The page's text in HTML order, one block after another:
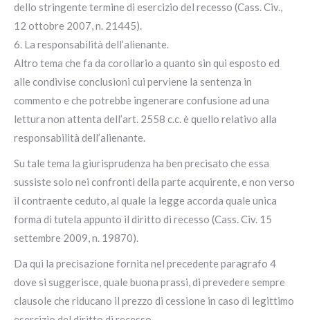
dello stringente termine di esercizio del recesso (Cass. Civ.,
12 ottobre 2007, n. 21445).
6. La responsabilità dell’alienante.
Altro tema che fa da corollario a quanto sin qui esposto ed
alle condivise conclusioni cui perviene la sentenza in
commento e che potrebbe ingenerare confusione ad una
lettura non attenta dell’art. 2558 c.c. è quello relativo alla
responsabilità dell’alienante.
Su tale tema la giurisprudenza ha ben precisato che essa
sussiste solo nei confronti della parte acquirente, e non verso
il contraente ceduto, al quale la legge accorda quale unica
forma di tutela appunto il diritto di recesso (Cass. Civ. 15
settembre 2009, n. 19870).
Da qui la precisazione fornita nel precedente paragrafo 4
dove si suggerisce, quale buona prassi, di prevedere sempre
clausole che riducano il prezzo di cessione in caso di legittimo